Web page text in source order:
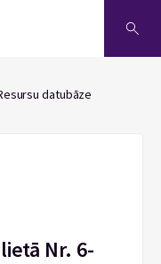
datubāze
Nr. 6-